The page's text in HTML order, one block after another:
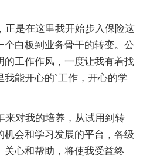
是在这里我开始步入保险这
个白板到业务骨干的转变。公
的工作作风，一度让我有着找
我能开心的`工作，开心的学
对我的培养，从试用到转
机会和学习发展的平台，各级
关心和帮助，将使我受益终